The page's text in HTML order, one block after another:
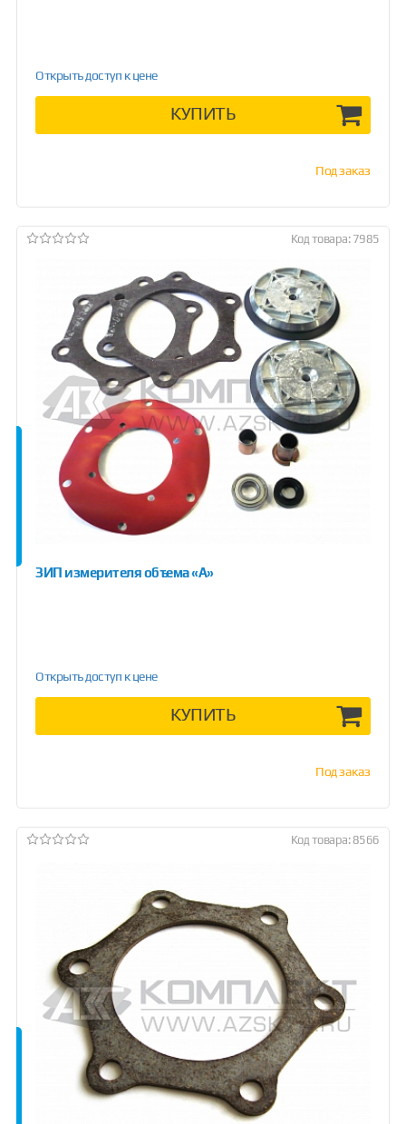
Открыть доступ к цене
КУПИТЬ
Под заказ
Код товара: 7985
ЗИП измерителя объема «А»
Открыть доступ к цене
КУПИТЬ
Под заказ
Код товара: 8566